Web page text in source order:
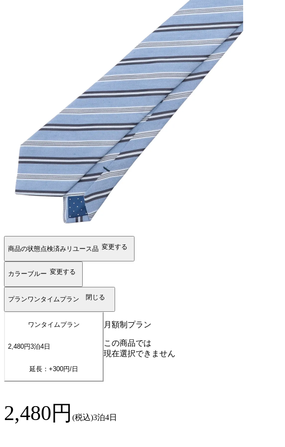
商品の状態点検済みリユース品 変更する
カラーブルー 変更する
プランワンタイムプラン 閉じる
ワンタイムプラン
2,480円3泊4 日
延長：+300円/日
月額制プラン
この商品では
現在選択できません
2,480円 (税込)3泊4日